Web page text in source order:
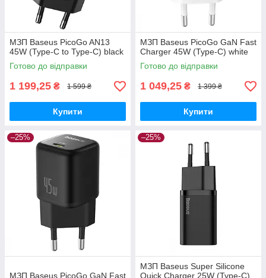
МЗП Baseus PicoGo AN13
45W (Type-C to Type-C) black
Готово до відправки
1 199,25 ₴ 1 599 ₴
Купити
МЗП Baseus PicoGo GaN Fast
Charger 45W (Type-C) white
Готово до відправки
1 049,25 ₴ 1 399 ₴
Купити
–25%
МЗП Baseus PicoGo GaN Fast
–25%
МЗП Baseus Super Silicone
Quick Charger 25W (Type-C)